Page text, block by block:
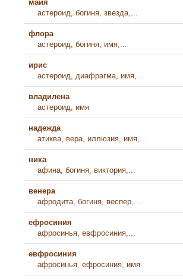
майя
астероид, богиня, звезда,...
флора
астероид, богиня, имя,...
ирис
астероид, диафрагма, имя,...
владилена
астероид, имя
надежда
атиква, вера, иллюзия, имя,...
ника
афина, богиня, виктория,...
венера
афродита, богиня, веспер,...
ефросиния
афросинья, евфросиния,...
евфросиния
афросинья, ефросиния, имя